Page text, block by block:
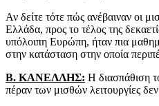
Αν δείτε τότε πώς ανέβαιναν οι
Ελλάδα, προς το τέλος της
υπόλοιπη Ευρώπη, ήταν πια
στην κατάσταση στην οποία
Β. ΚΑΝΕΛΛΗΣ: Η διασπάθιση
πέραν των μισθών λειτουργίες